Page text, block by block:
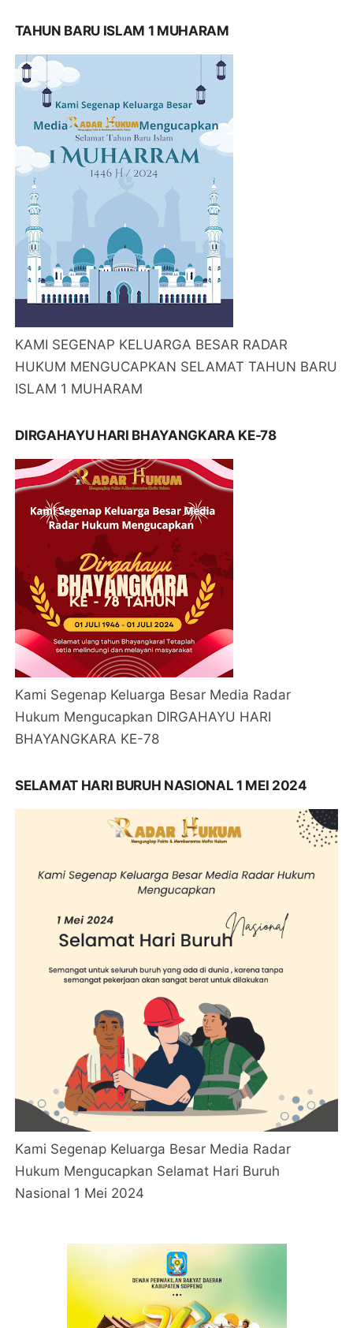
TAHUN BARU ISLAM 1 MUHARAM
KAMI SEGENAP KELUARGA BESAR RADAR
HUKUM MENGUCAPKAN SELAMAT TAHUN BARU
ISLAM 1 MUHARAM
DIRGAHAYU HARI BHAYANGKARA KE-78
Kami Segenap Keluarga Besar Media Radar
Hukum Mengucapkan DIRGAHAYU HARI
BHAYANGKARA KE-78
SELAMAT HARI BURUH NASIONAL 1 MEI 2024
Kami Segenap Keluarga Besar Media Radar
Hukum Mengucapkan Selamat Hari Buruh
Nasional 1 Mei 2024